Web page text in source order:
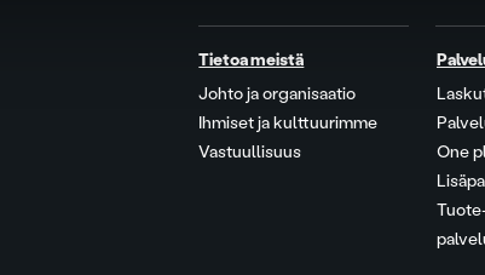
Tietoa meistä
Johto ja organisaatio
Ihmiset ja kulttuurimme
Vastuullisuus
One